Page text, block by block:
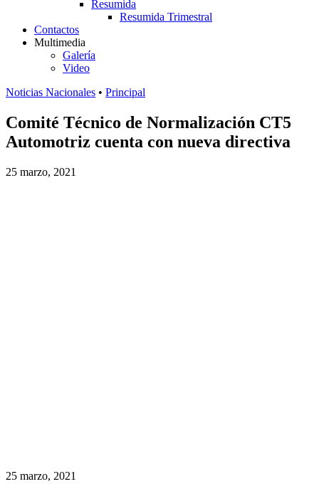
Resumida
Resumida Trimestral
Contactos
Multimedia
Galería
Video
Noticias Nacionales • Principal
Comité Técnico de Normalización CT5
Automotriz cuenta con nueva directiva
25 marzo, 2021
25 marzo, 2021